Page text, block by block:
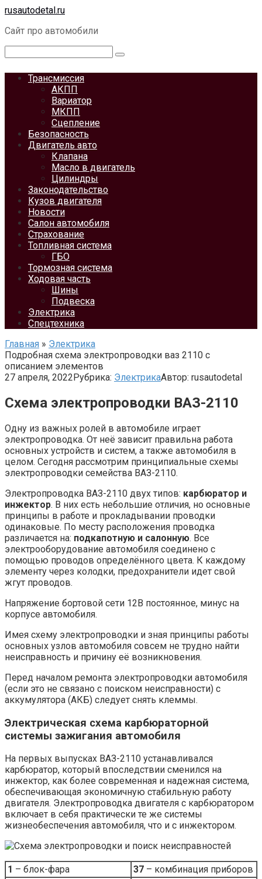
Перейти
контенту
rusautodetal.ru
Сайт про автомобили
Трансмиссия
АКПП
Вариатор
МКПП
Сцепление
Безопасность
Двигатель авто
Клапана
Масло в двигатель
Цилиндры
Законодательство
Кузов двигателя
Новости
Салон автомобиля
Страхование
Топливная система
ГБО
Тормозная система
Ходовая часть
Шины
Подвеска
Электрика
Спецтехника
Главная » Электрика
Подробная схема электропроводки ваз 2110 с
описанием элементов
27 апреля, 2022Рубрика: ЭлектрикаАвтор: rusautodetal
Схема электропроводки ВАЗ-2110
Одну из важных ролей в автомобиле играет
электропроводка. От неё зависит правильна работа
основных устройств и систем, а также автомобиля в
целом. Сегодня рассмотрим принципиальные схемы
электропроводки семейства ВАЗ-2110.
Электропроводка ВАЗ-2110 двух типов: карбюратор и
инжектор. В них есть небольшие отличия, но основные
принципы в работе и прокладывании проводки
одинаковые. По месту расположения проводка
различается на: подкапотную и салонную. Все
электрооборудование автомобиля соединено с
помощью проводов определённого цвета. К каждому
элементу через колодки, предохранители идет свой
жгут проводов.
Напряжение бортовой сети 12В постоянное, минус на
корпусе автомобиля.
Имея схему электропроводки и зная принципы работы
основных узлов автомобиля совсем не трудно найти
неисправность и причину её возникновения.
Перед началом ремонта электропроводки автомобиля
(если это не связано с поиском неисправности) с
аккумулятора (АКБ) следует снять клеммы.
Электрическая схема карбюраторной
системы зажигания автомобиля
На первых выпусках ВАЗ-2110 устанавливался
карбюратор, который впоследствии сменился на
инжектор, как более современная и надежная система,
обеспечивающая экономичную стабильную работу
двигателя. Электропроводка двигателя с карбюратором
включает в себя практически те же системы
жизнеобеспечения автомобиля, что и с инжектором.
1 – блок-фара 37 – комбинация приборов